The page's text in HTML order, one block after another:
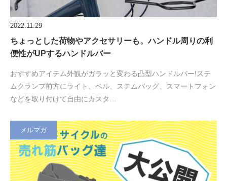
2022.11.29
ちょっとした荷物やアクセサリーも。ハンドル周りの利
便性がUPするハンドルバー
おすすめアイテム外観がガラッと変わる凸型ハンドルバー!ステ
ムクランプ前方にライト、ベル、ステムバッグ、スマートフォン
などを取り付けて自由にカスタ…
メルマガ